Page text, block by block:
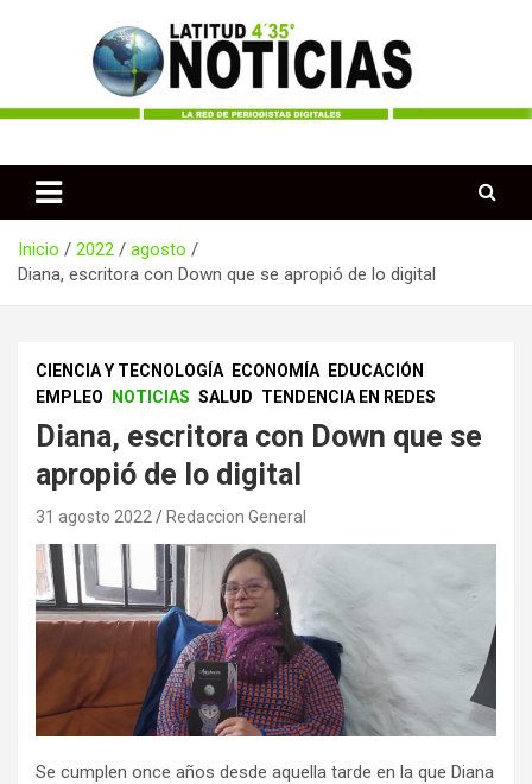
Latitud 435 Noticias
Inicio 2022
agosto
Diana, escritora con Down que se apropió de lo digital
CIENCIA Y TECNOLOGÍA ECONOMÍA
EDUCACIÓN
EMPLEO
NOTICIAS SALUD TENDENCIA EN REDES
Diana, escritora con Down que se
apropió de lo digital
31 agosto 2022 Redaccion General
Se cumplen once años desde aquella tarde en la que Diana